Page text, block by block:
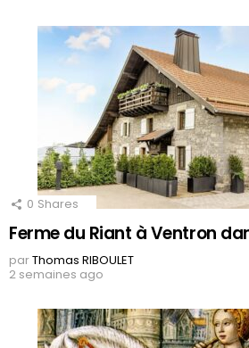
0 Shares
Ferme du Riant à Ventron
parThomas RIBOULET
2 semaines ago